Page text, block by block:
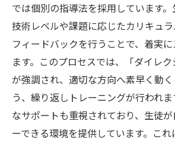
では個別の指導法を採用しています
技術レベルや課題に応じたカリキュ
フィードバックを行うことで、着実
ます。このプロセスでは、「ダイレ
が強調され、適切な方向へ素早く動
う、繰り返しトレーニングが行われ
なサポートも重視されており、生徒
ーできる環境を提供しています。こ